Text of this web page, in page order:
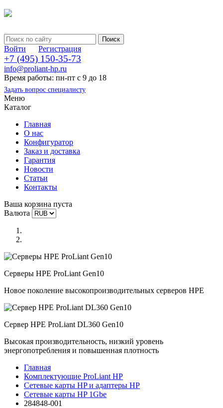
Войти Регистрация
+7 (495) 150-35-73
info@proliant-hp.ru
Время работы: пн-пт с 9 до 18
Задать вопрос специалисту
Меню
Каталог
Главная
О нас
Конфигуратор
Заказ и доставка
Гарантия
Новости
Статьи
Контакты
Ваша корзина пуста
Валюта
Серверы HPE ProLiant Gen10
Новое поколение высокопроизводительных серверов HPE
Сервер HPE ProLiant DL360 Gen10
Высокая производительность, низкий уровень
энергопотребления и повышенная плотность
Главная
Комплектующие ProLiant HP
Сетевые карты HP и адаптеры HP
Сетевые карты HP 1Gbe
284848-001